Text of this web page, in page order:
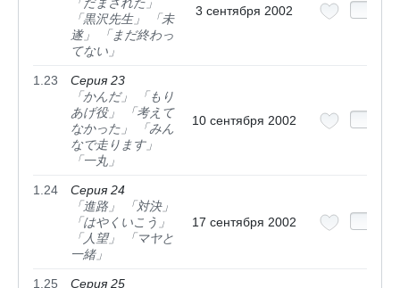
「黒沢先生」 「未
遂」 「まだ終わっ
てない」
3 сентября 2002
1.23
Серия 23
「かんだ」 「もり
あげ役」 「考えて
なかった」 「みん
なで走ります」
「一丸」
10 сентября 2002
1.24
Серия 24
「進路」 「対決」
「はやくいこう」
「人望」 「マヤと
一緒」
17 сентября 2002
1.25
Серия 25